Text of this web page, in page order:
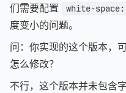
们需要配置
white-space:
度变小的问题。
问：你实现的这个版本，
怎么修改？
不行，这个版本并未包含